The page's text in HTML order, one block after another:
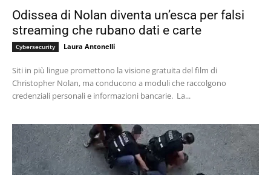
Odissea di Nolan diventa un’esca per falsi
streaming che rubano dati e carte
Cybersecurity Laura Antonelli
Siti in più lingue promettono la visione gratuita del film di
Christopher Nolan, ma conducono a moduli che raccolgono
credenziali personali e informazioni bancarie. La...